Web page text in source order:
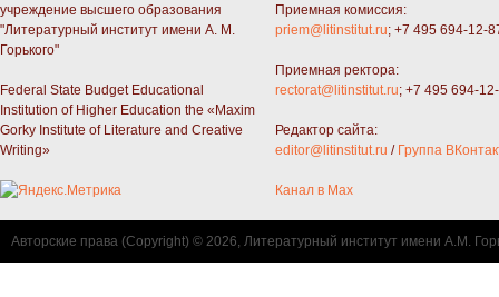
учреждение высшего образования
"Литературный институт имени А. М.
Горького"
Federal State Budget Educational
Institution of Higher Education the «Maxim
Gorky Institute of Literature and Creative
Writing»
Приемная комиссия:
priem@litinstitut.ru; +7 495 694-12-
Приемная ректора:
rectorat@litinstitut.ru; +7 495 694-
Редактор сайта:
editor@litinstitut.ru / Группа
Канал в Max
Авторские права (Copyright) © 2026, Литературный институт имени А.М.